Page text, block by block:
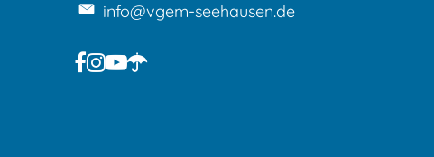
info@vgem-seehausen.de